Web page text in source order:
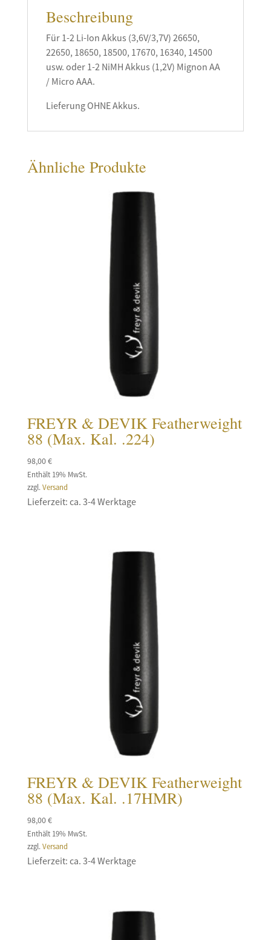
Beschreibung
Für 1-2 Li-Ion Akkus (3,6V/3,7V) 26650,
22650, 18650, 18500, 17670, 16340, 14500
usw. oder 1-2 NiMH Akkus (1,2V) Mignon AA
/ Micro AAA.
Lieferung OHNE Akkus.
Ähnliche Produkte
FREYR & DEVIK Featherweight
88 (Max. Kal. .224)
98,00€
Enthält 19% MwSt.
zzgl. Versand
Lieferzeit: ca. 3-4 Werktage
FREYR & DEVIK Featherweight
88 (Max. Kal. .17HMR)
98,00€
Enthält 19% MwSt.
zzgl.Versand
Lieferzeit: ca. 3-4 Werktage